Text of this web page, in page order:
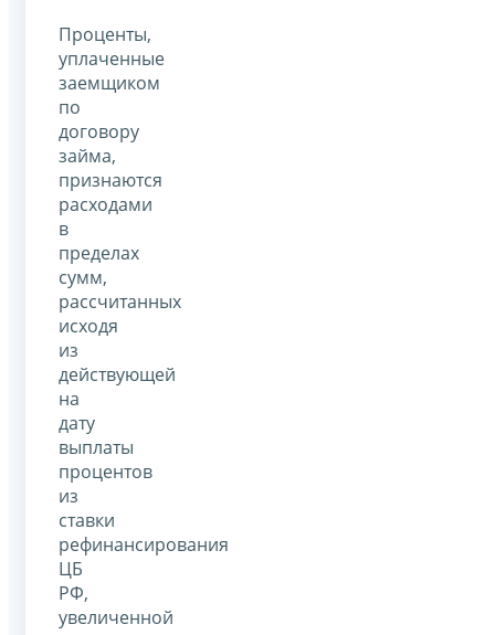
Проценты,
уплаченные
заемщиком
по
договору
займа,
признаются
расходами
в
пределах
сумм,
рассчитанных
исходя
из
действующей
на
дату
выплаты
процентов
из
ставки
рефинансирования
ЦБ
РФ,
увеличенной